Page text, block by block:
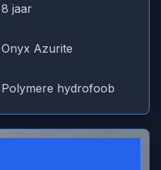
8 jaar
Onyx Azurite
Polymere hydrofoob